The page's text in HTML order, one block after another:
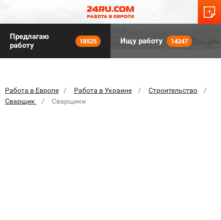
Предлагаю
работу
18525 Ищу работу 14247
Работа в Европе Работа в Украине
Строительство
Сварщик
Сварщики